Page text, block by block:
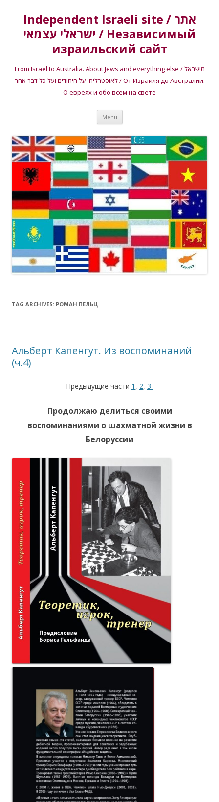
Independent Israeli site / אתר
ישראלי עצמאי / Независимый
израильский сайт
From Israel to Australia. About Jews and everything else / מישראל
לאוסטרליה. על היהודים ועל כל דבר אחר / От Израиля до Австралии.
О евреях и обо всем на свете
Menu Skip
content
TAG ARCHIVES: РОМАН ПЕЛЬЦ
Альберт Капенгут. Из воспоминаний
(ч.4)
Предыдущие части 1 , 2, 3
Продолжаю делиться своими
воспоминаниями о шахматной жизни в
Белоруссии